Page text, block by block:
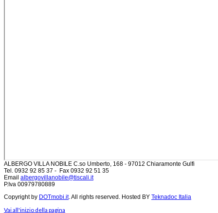
ALBERGO VILLA NOBILE C.so Umberto, 168 - 97012 Chiaramonte Gulfi
Tel. 0932 92 85 37 - Fax 0932 92 51 35
Email albergovillanobile@tiscali.it
P.Iva 00979780889
Copyright by DOTmobi.it. All rights reserved. Hosted BY Teknadoc Italia
Vai all'inizio della pagina